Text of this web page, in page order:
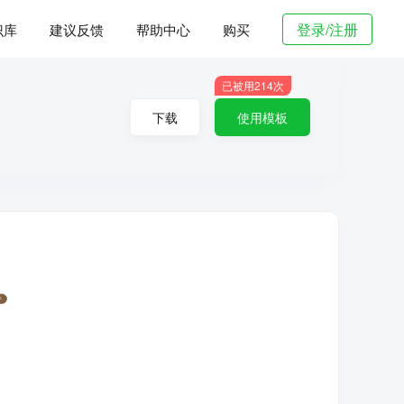
库 建议反馈 帮助中心 购买 登录/注册
下载 使用模板
已被用214次